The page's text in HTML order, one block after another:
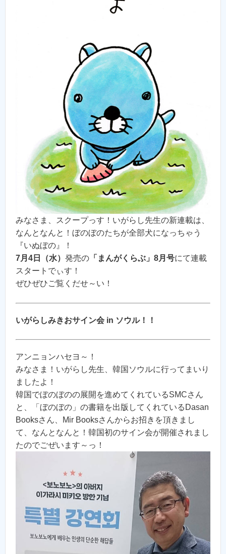
みなさま、スクープっす！いがらし先生の新連載は、
なんとなんと！ぼのぼのたちが全部犬になっちゃう
『いぬぼの』！
7月4日（水） 発売の 「まんがくらぶ」8月号にて連載
スタートでぃす！
ぜひぜひご覧くだせ～い！
いがらしみきおサイン会 in ソウル！！
アンニョンハセヨ～！
みなさま！いがらし先生、韓国ソウルに行ってまいり
ましたよ！
韓国でぼのぼのの展開を進めてくれているSMCさん
と、「ぼのぼの」の書籍を出版してくれているDasan
Booksさん、Mir Booksさんからお招きを頂きまし
て、なんとなんと！韓国初のサイン会が開催されまし
たのでごぜいます～っ！